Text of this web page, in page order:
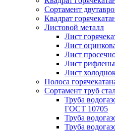
Сортамент
Квадрат
Листовой металл
Лист
Лист
Лист
Лист
Лист
Полоса
Сортамент труб
Труба
ГОСТ 10705
Труба
Труба